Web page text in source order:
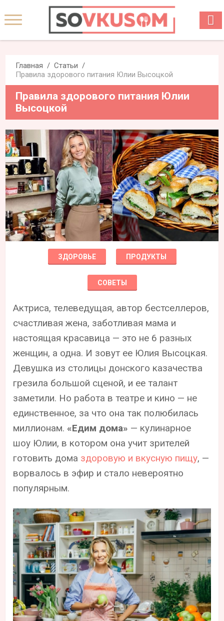
Главная
Статьи
Правила здорового питания Юлии Высоцкой
Правила здорового питания Юлии
Высоцкой
ЗДОРОВЬЕ ПРОДУКТЫ
СОВЕТЫ
Актриса, телеведущая, автор бестселлеров,
счастливая жена, заботливая мама и
настоящая красавица — это не 6 разных
женщин, а одна. И зовут ее Юлия Высоцкая.
Девушка из столицы донского казачества
грезила большой сценой, и ее талант
заметили. Но работа в театре и кино — не
единственное, за что она так полюбилась
миллионам. «Едим дома» — кулинарное
шоу Юлии, в котором она учит зрителей
готовить дома здоровую и вкусную пищу, —
ворвалось в эфир и стало невероятно
популярным.